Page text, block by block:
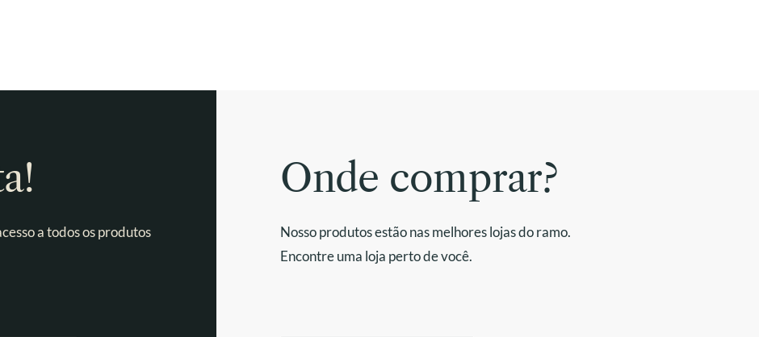
a todos os produtos
Onde comprar?
Nosso produtos estão nas melhores lojas do ramo.
Encontre uma loja perto de você.